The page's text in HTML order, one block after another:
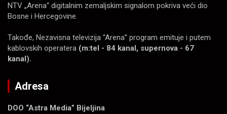
NTV „Arena“ digitalnim zemaljskim signalom pokriva veći dio
Bosne i Hercegovine.
Takođe, Nezavisna televizija “Arena” program emituje i putem
kablovskih operatera (m:tel - 84 kanal, supernova - 67
kanal).
Adresa
DOO “Astra Media” Bijeljina